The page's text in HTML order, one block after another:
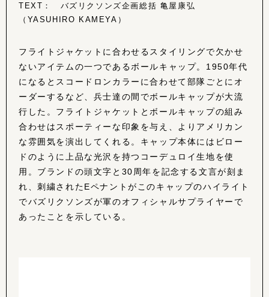
TEXT： バズリクソンズ企画総括 亀屋康弘
（YASUHIRO KAMEYA）
フライトジャケットに合わせるスタイリングで欠かせ
ないアイテムの一つであるボールキャップ。1950年代
になるとスコードロンカラーに合わせて部隊ごとにオ
ーダーするなど、兵士達の間でボールキャップが大流
行した。フライトジャケットとボールキャップの組み
合わせはスポーティーな印象を与え、よりアメリカン
な雰囲気を演出してくれる。キャップ本体にはビロー
ドのように上品な光沢を持つコーデュロイ生地を使
用。ブランドの頭文字と30周年を記念する文言が刻ま
れ、刺繍されたEペナントがこのキャップのハイライト
でバズリクソンズが軍のオフィシャルサプライヤーで
あったことを示している。